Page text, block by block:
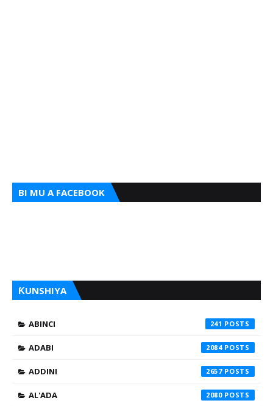
BI MU A FACEBOOK
ƘUNSHIYA
ABINCI 241
ADABI 2084
ADDINI 2657
AL'ADA 2080